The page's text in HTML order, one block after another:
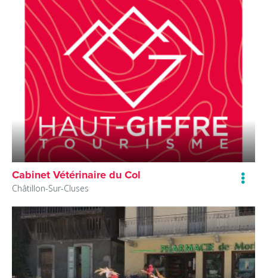
Cabinet Vétérinaire du Col
Châtillon-Sur-Cluses